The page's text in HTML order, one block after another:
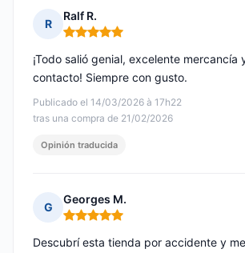
R
Ralf R.
Nota: 5 de 5
Publicado el 14/03/2026 à 17h22
tras una compra de 21/02/2026
¡Todo salió genial, excelente mercancía
contacto! Siempre con gusto.
Opinión traducida
G
Georges M.
Nota: 5 de 5
Descubrí esta tienda por accidente y